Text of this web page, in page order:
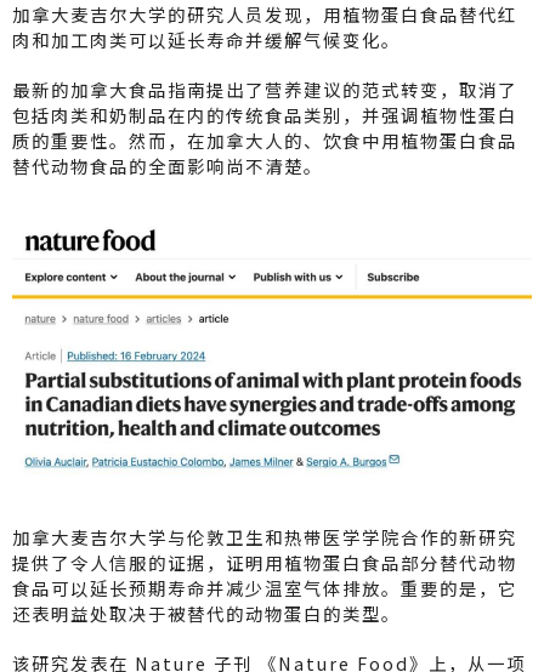
a
W
ei
b
o
C
h
a
t
ai
l
加拿大麦吉尔大学的研究人员发现，用植物蛋白食品替代红
肉和加工肉类可以延长寿命并缓解气候变化。
最新的加拿大食品指南提出了营养建议的范式转变，取消了
包括肉类和奶制品在内的传统食品类别，并强调植物性蛋白
质的重要性。然而，在加拿大人的、饮食中用植物蛋白食品
替代动物食品的全面影响尚不清楚。
加拿大麦吉尔大学与伦敦卫生和热带医学学院合作的新研究
提供了令人信服的证据，证明用植物蛋白食品部分替代动物
食品可以延长预期寿命并减少温室气体排放。重要的是，它
还表明益处取决于被替代的动物蛋白的类型。
该研究发表在 Nature 子刊 《Nature Food》上，从一项